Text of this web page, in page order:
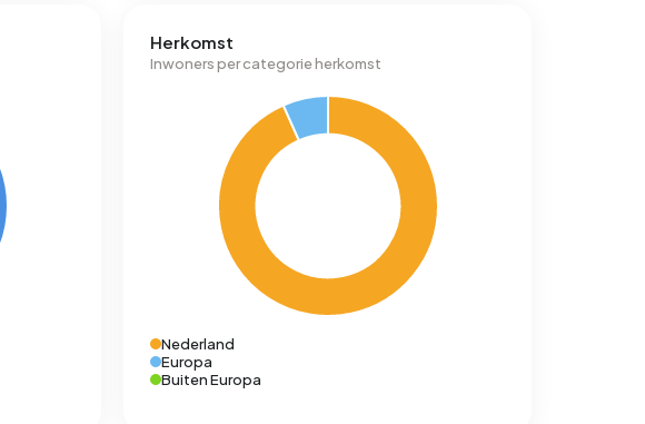
Herkomst
Inwoners per categorie herkomst
Nederland
Europa
Buiten Europa